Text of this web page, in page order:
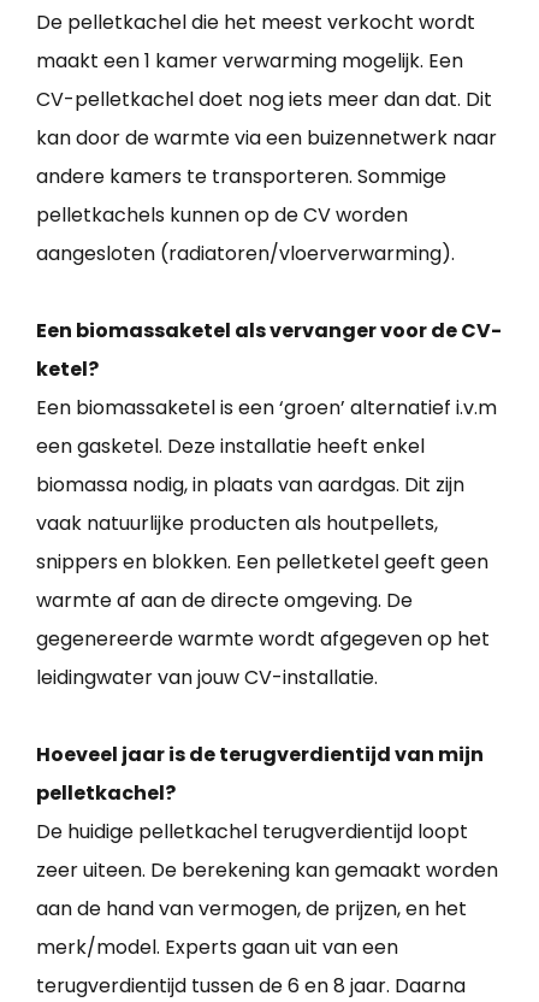
De pelletkachel die het meest verkocht wordt
maakt een 1 kamer verwarming mogelijk. Een
CV-pelletkachel doet nog iets meer dan dat. Dit
kan door de warmte via een buizennetwerk naar
andere kamers te transporteren. Sommige
pelletkachels kunnen op de CV worden
aangesloten (radiatoren/vloerverwarming).
Een biomassaketel als vervanger voor de CV-
ketel?
Een biomassaketel is een ‘groen’ alternatief i.v.m
een gasketel. Deze installatie heeft enkel
biomassa nodig, in plaats van aardgas. Dit zijn
vaak natuurlijke producten als houtpellets,
snippers en blokken. Een pelletketel geeft geen
warmte af aan de directe omgeving. De
gegenereerde warmte wordt afgegeven op het
leidingwater van jouw CV-installatie.
Hoeveel jaar is de terugverdientijd van mijn
pelletkachel?
De huidige pelletkachel terugverdientijd loopt
zeer uiteen. De berekening kan gemaakt worden
aan de hand van vermogen, de prijzen, en het
merk/model. Experts gaan uit van een
terugverdientijd tussen de 6 en 8 jaar. Daarna